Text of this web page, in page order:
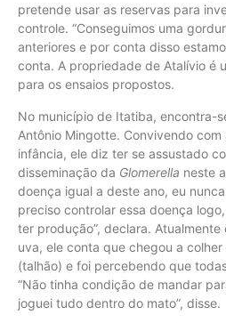
pretende usar as reservas para
controle. “Conseguimos uma
anteriores e por conta disso
conta. A propriedade de Atalívio é
para os ensaios propostos.
No município de Itatiba, encontra-
Antônio Mingotte. Convivendo
infância, ele diz ter se assustado
disseminação da Glomerella neste
doença igual a deste ano, eu
preciso controlar essa doença
ter produção”, declara.
uva, ele conta que chegou a
(talhão) e foi percebendo que
“Não tinha condição de mandar
joguei tudo dentro do mato”, disse.